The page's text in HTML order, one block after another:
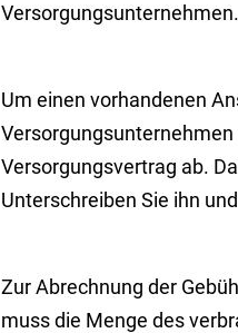
Versorgungsunternehmen.
Um einen vorhandenen
Versorgungsvertrag ab.
Unterschreiben Sie ihn
Zur Abrechnung der
muss die Menge des